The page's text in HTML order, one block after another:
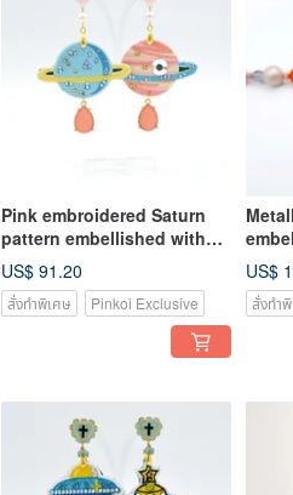
Pink embroidered Saturn
pattern embellished with
crystal Gemstone and
decorative earrings
US$ 91.20
สั่งทำพิเศษ Pinkoi Exclusive
US$
สั่งทำ